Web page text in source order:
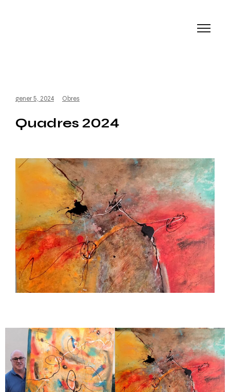
gener 5, 2024 Obres
Quadres 2024